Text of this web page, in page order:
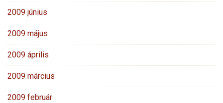
2009 június
2009 május
2009 április
2009 március
2009 február